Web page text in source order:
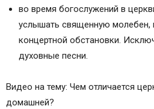
во время богослужений в
услышать священную молебен,
концертной обстановки.
духовные песни.
Видео на тему: Чем отличается
домашней?